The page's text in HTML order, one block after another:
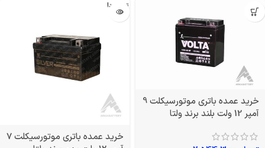
خرید عمده باتری موتورسیکلت 9
آمپر 12 ولت بلند برند ولتا
تمام شد!
خرید عمده باتری موتورسیکلت 7